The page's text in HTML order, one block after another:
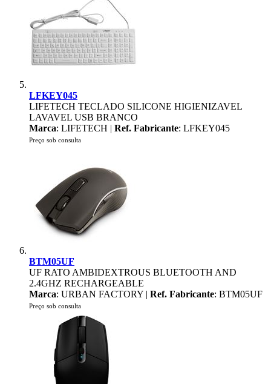
LFKEY045
LIFETECH TECLADO SILICONE HIGIENIZAVEL
LAVAVEL USB BRANCO
Marca: LIFETECH | Ref. Fabricante: LFKEY045
Preço sob consulta
BTM05UF
UF RATO AMBIDEXTROUS BLUETOOTH AND
2.4GHZ RECHARGEABLE
Marca: URBAN FACTORY | Ref. Fabricante: BTM05UF
Preço sob consulta